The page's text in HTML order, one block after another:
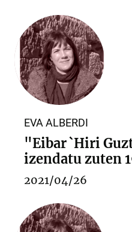
EVA ALBERDI
"Eibar `Hiri
izendatu zuten
2021/04/26